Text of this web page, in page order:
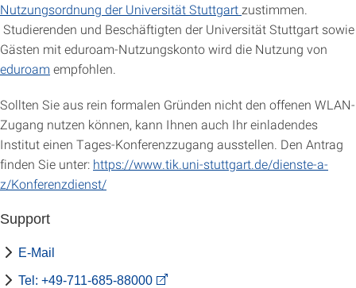
Nutzungsordnung der Universität Stuttgart zustimmen.
Studierenden und Beschäftigten der Universität Stuttgart sowie
Gästen mit eduroam-Nutzungskonto wird die Nutzung von
eduroam empfohlen.
Sollten Sie aus rein formalen Gründen nicht den offenen WLAN-
Zugang nutzen können, kann Ihnen auch Ihr einladendes
Institut einen Tages-Konferenzzugang ausstellen. Den Antrag
finden Sie unter: https://www.tik.uni-stuttgart.de/dienste-a-
z/Konferenzdienst/
Support
E-Mail
Tel: +49-711-685-88000